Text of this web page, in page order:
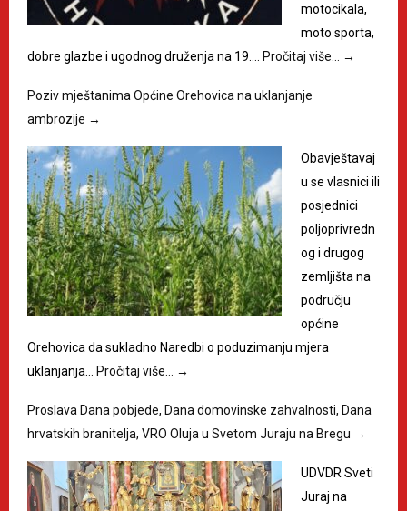
motocikala,
moto sporta,
dobre glazbe i ugodnog druženja na 19.…
Pročitaj više… →
Poziv mještanima Općine Orehovica na uklanjanje
ambrozije →
Obavještavaj
u se vlasnici ili
posjednici
poljoprivredn
og i drugog
zemljišta na
području
općine
Orehovica da sukladno Naredbi o poduzimanju mjera
uklanjanja…
Pročitaj više… →
Proslava Dana pobjede, Dana domovinske zahvalnosti, Dana
hrvatskih branitelja, VRO Oluja u Svetom Juraju na Bregu →
UDVDR Sveti
Juraj na